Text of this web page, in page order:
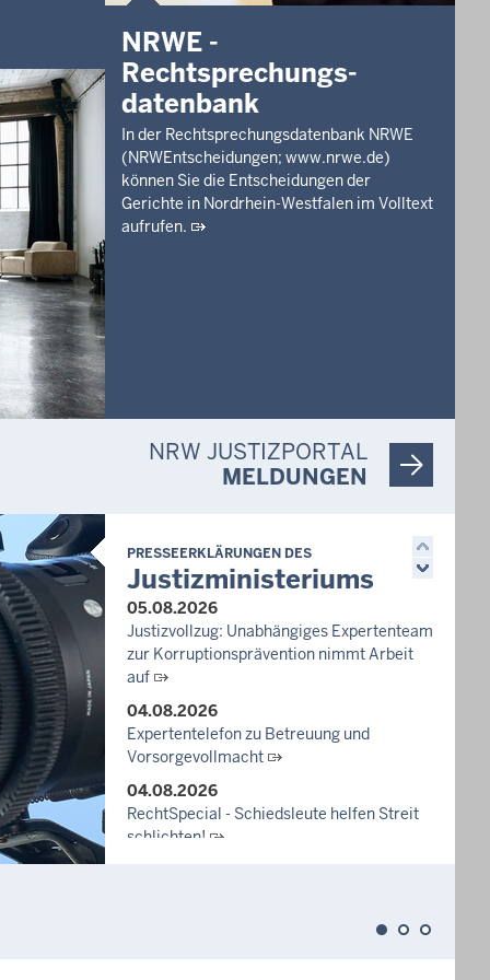
NRWE -
Rechtsprechungs­
datenbank
In der Rechtsprechungsdatenbank NRWE
(NRWEntscheidungen; www.nrwe.de)
können Sie die Entscheidungen der
Gerichte in Nordrhein-Westfalen im Volltext
aufrufen.
NRW JUSTIZPORTAL
MELDUNGEN
PRESSEERKLÄRUNGEN DES
Justizministeriums
05.08.2026
Justizvollzug: Unabhängiges Expertenteam
zur Korruptionsprävention nimmt Arbeit
auf
04.08.2026
Expertentelefon zu Betreuung und
Vorsorgevollmacht
04.08.2026
RechtSpecial - Schiedsleute helfen Streit
schlichten!